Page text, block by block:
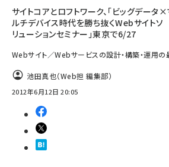
サイトコアとロフトワーク、「ビッグデータ×
ルチデバイス時代を勝ち抜くWebサイトソ
リューションセミナー」東京で6/27
Webサイト／Webサービスの設計・構築・運用
池田真也（Web担 編集部）
2012年6月12日 20:05